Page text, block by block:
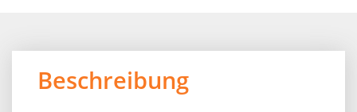
Beschreibung